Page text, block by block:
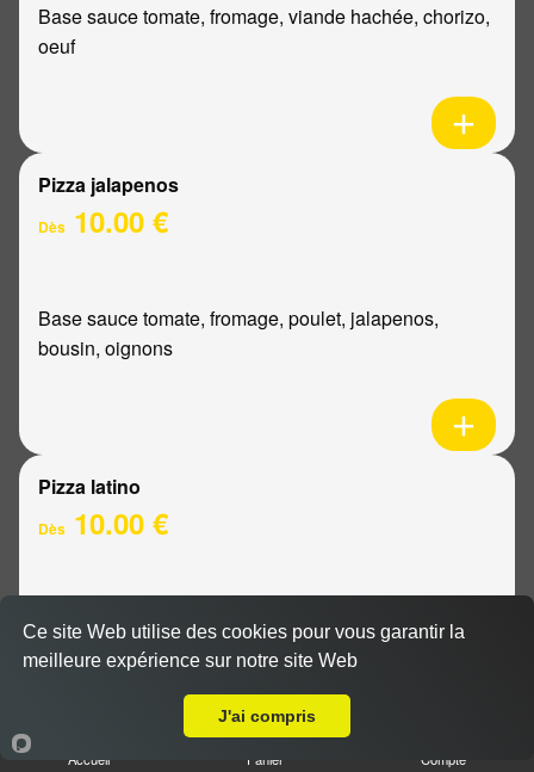
Base sauce tomate, fromage, viande hachée, chorizo,
oeuf
Pizza jalapenos
Dès 10.00 €
Base sauce tomate, fromage, poulet, jalapenos,
bousin, oignons
Pizza latino
Dès 10.00 €
Base sauce tomate, fromage, viande hachée, oignons,
sauce barbecue
Accueil Panier Compte
Ce site Web utilise des cookies pour vous garantir la
meilleure expérience sur notre site Web
J'ai compris